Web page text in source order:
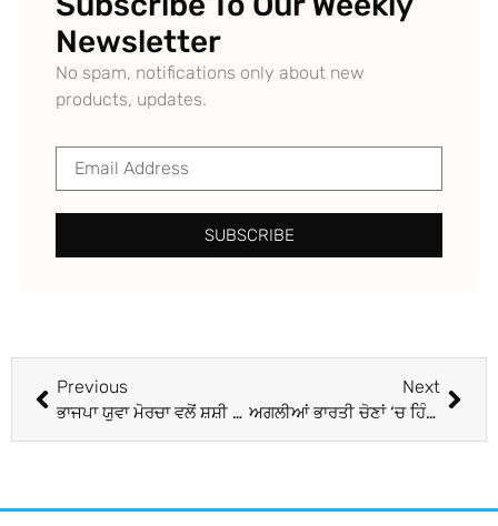
Newsletter
No spam, notifications only about new
products, updates.
SUBSCRIBE
Previous
ਭਾਜਪਾ ਯੁਵਾ ਮੋਰਚਾ ਵਲੋਂ ਸ਼ਸ਼ੀ ਥਰੂਰ ਦੇ ਦਫ਼ਤਰ ‘ਤੇ ਹਮਲਾ, ਲਗਾਇਆ ‘ਥਰੂਰ ਪਾਕਿ ਦਫ਼ਤਰ’ ਦਾ ਬੋਰਡ
Next
ਅਗਲੀਆਂ ਭਾਰਤੀ ਚੋਣਾਂ ‘ਚ ਹਿੰਦੂ-ਮੁਸਲਿਮ ਦਾ ਪੱਤਾ ਖੇਡਿਆ ਜਾਵੇਗਾ’